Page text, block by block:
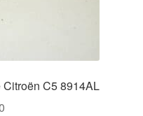
C5 8914AL